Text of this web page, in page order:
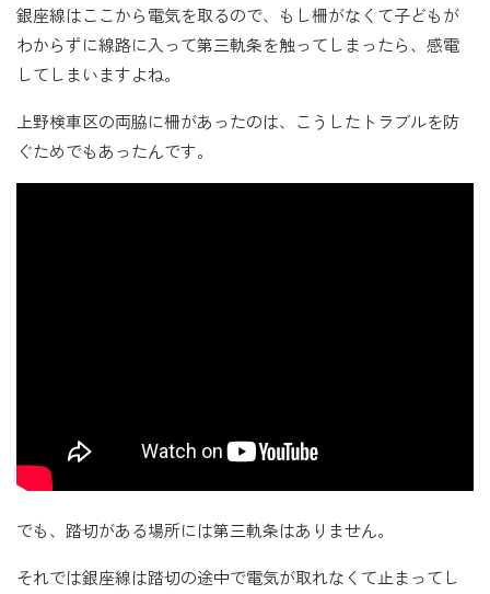
銀座線はここから電気を取るので、もし柵がなくて子どもが
わからずに線路に入って第三軌条を触ってしまったら、感電
してしまいますよね。
上野検車区の両脇に柵があったのは、こうしたトラブルを防
ぐためでもあったんです。
でも、踏切がある場所には第三軌条はありません。
それでは銀座線は踏切の途中で電気が取れなくて止まってし